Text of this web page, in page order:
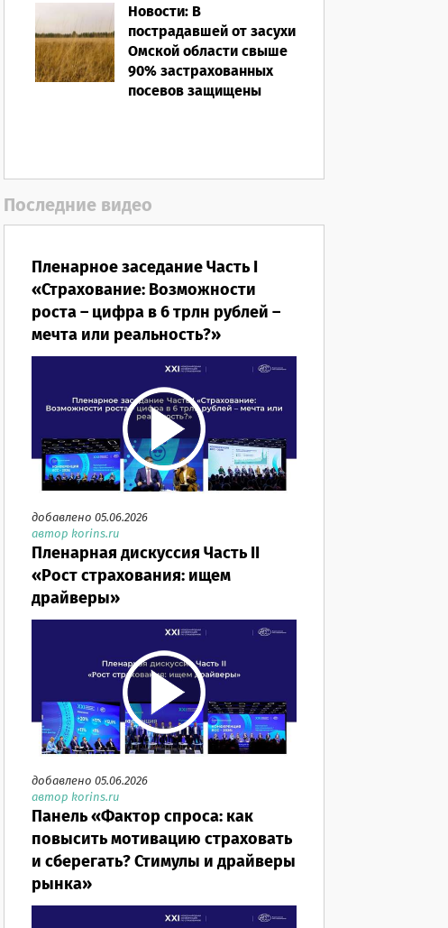
Новости: В
пострадавшей от засухи
Омской области свыше
90% застрахованных
посевов защищены
Последние видео
Пленарное заседание Часть I
«Страхование: Возможности
роста – цифра в 6 трлн рублей –
мечта или реальность?»
добавлено 05.06.2026
автор korins.ru
Пленарная дискуссия Часть II
«Рост страхования: ищем
драйверы»
добавлено 05.06.2026
автор korins.ru
Панель «Фактор спроса: как
повысить мотивацию страховать
и сберегать? Стимулы и драйверы
рынка»